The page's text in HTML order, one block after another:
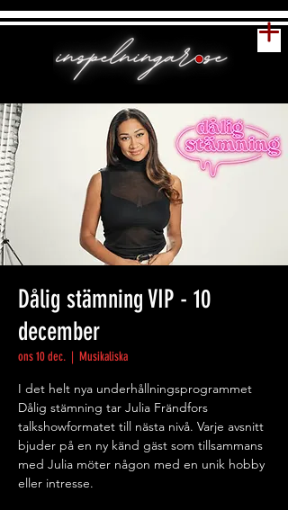
Dålig stämning VIP - 10
december
ons 10 dec.
  |
Musikaliska
I det helt nya underhållningsprogrammet
Dålig stämning tar Julia Frändfors
talkshowformatet till nästa nivå. Varje avsnitt
bjuder på en ny känd gäst som tillsammans
med Julia möter någon med en unik hobby
eller intresse.